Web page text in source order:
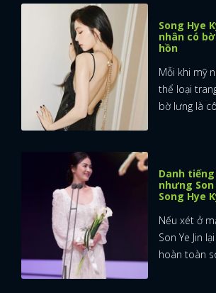
Song Hye
nhân có
hồn
Mỗi khi mỹ
thể loại
bờ lưng là
Danh
nhưng Son
Song Hye
Nếu xét ở
Son Ye Jin
hoàn toàn